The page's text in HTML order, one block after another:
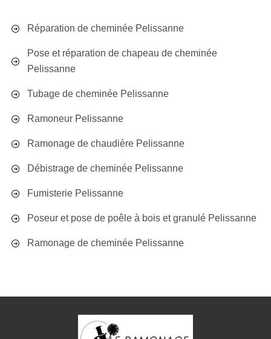
Réparation de cheminée Pelissanne
Pose et réparation de chapeau de cheminée
Pelissanne
Tubage de cheminée Pelissanne
Ramoneur Pelissanne
Ramonage de chaudière Pelissanne
Débistrage de cheminée Pelissanne
Fumisterie Pelissanne
Poseur et pose de poêle à bois et granulé Pelissanne
Ramonage de cheminée Pelissanne